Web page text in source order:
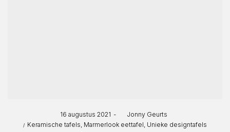
Posted
on
16 augustus 2021
Jonny Geurts
Posted
Keramische tafels Marmerlook eettafel Unieke designtafels